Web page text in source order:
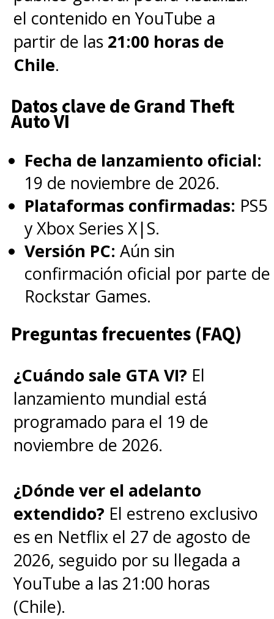
el contenido en YouTube a
partir de las 21:00 horas de
Chile.
Datos clave de Grand Theft
Auto VI
Fecha de lanzamiento oficial:
19 de noviembre de 2026.
Plataformas confirmadas: PS5
y Xbox Series X|S.
Versión PC: Aún sin
confirmación oficial por parte de
Rockstar Games.
Preguntas frecuentes (FAQ)
¿Cuándo sale GTA VI? El
lanzamiento mundial está
programado para el 19 de
noviembre de 2026.
¿Dónde ver el adelanto
extendido? El estreno exclusivo
es en Netflix el 27 de agosto de
2026, seguido por su llegada a
YouTube a las 21:00 horas
(Chile).